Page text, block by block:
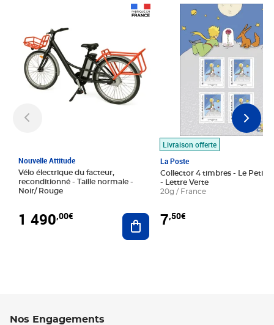
Nouvelle Attitude
Vélo électrique du facteur,
reconditionné - Taille normale -
Noir/ Rouge
1 490,00€ Ajouter au panier
Livraison offerte
La Poste
Collector 4 timbres - Le Petit
- Lettre Verte
20g / France
7,50€
Prix 7,50€
Nos Engagements